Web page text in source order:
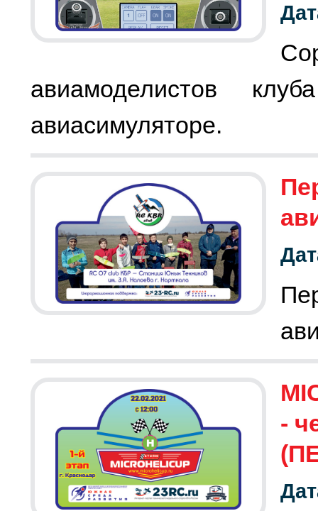
авиамоделистов
авиасимуляторе.
-